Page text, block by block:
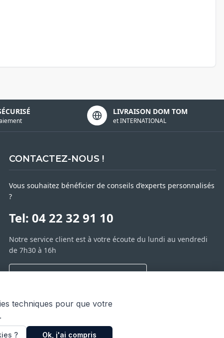
techniques pour que votre
? Ok, j'ai compris
LIVRAISON DOM TOM
et INTERNATIONAL
CONTACTEZ-NOUS !
Vous souhaitez bénéficier de conseils d’experts personnalisés
?
Tel: 04 22 32 91 10
Notre service client est à votre écoute du lundi au vendredi
de 7h30 à 16h
NOUS CONTACTER PAR MESSAGE
SARL ASP06